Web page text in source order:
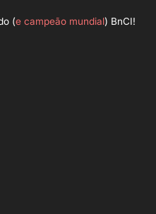
(e campeão mundial) BnCI!